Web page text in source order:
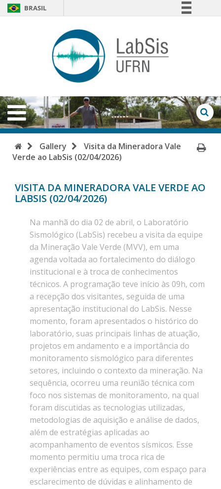
BRASIL
Comunica BR
Participe
Acesso à informação
Canais
Open
Menu
HomeGallery
Visita da Mineradora Vale
Verde ao LabSis (02/04/2026)
VISITA DA MINERADORA VALE VERDE AO
LABSIS (02/04/2026)
Na manhã do dia 02 de abril, o Laboratório
Sismológico (LabSis) recebeu a visita da equipe
da Mineração Vale Verde (MVV), em uma
agenda voltada ao fortalecimento do diálogo
institucional e à troca de conhecimentos
técnicos. A programação teve início às 09h, com
a recepção dos visitantes, seguida de uma
apresentação institucional do LabSis. Nesse
momento, foram apresentados o histórico do
laboratório, suas principais linhas de atuação,
projetos em andamento e a importância do
monitoramento sismológico para diferentes
setores, incluindo o contexto da mineração. Na
sequência, ocorreu uma reunião técnica com
foco nos sistemas de monitoramento, na qual
foram discutidas as tecnologias utilizadas,
metodologias de aquisição e análise de dados,
além de estratégias aplicadas ao
acompanhamento de eventos sísmicos. Esse
momento permitiu uma troca rica de
experiências entre as equipes, com espaço para
esclarecimento de dúvidas e alinhamento de